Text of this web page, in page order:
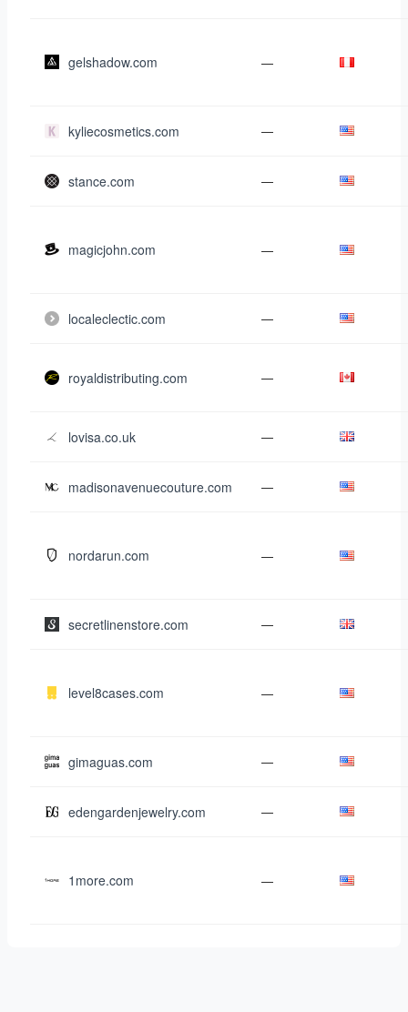
gelshadow.com —
kyliecosmetics.com —
stance.com —
magicjohn.com —
localeclectic.com —
royaldistributing.com —
lovisa.co.uk —
madisonavenuecouture.com —
nordarun.com —
secretlinenstore.com —
level8cases.com —
gimaguas.com —
edengardenjewelry.com —
1more.com —